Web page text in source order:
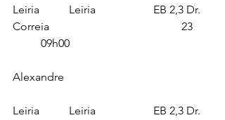
Leiria		Leiria			EB 2,3 Dr.
Correia 					23
	09h00
Alexandre
Leiria		Leiria			EB 2,3 Dr.